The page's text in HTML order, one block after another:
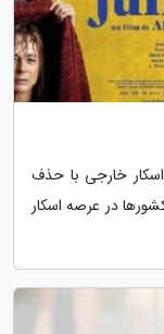
اسکار خارجی با حذف
کشورها در عرصه اسکار